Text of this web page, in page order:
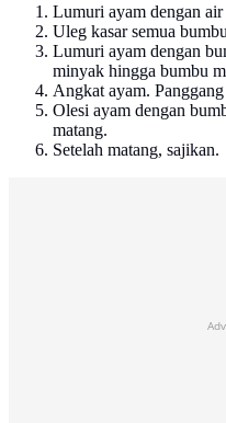
Lumuri ayam dengan
Uleg kasar semua
Lumuri ayam dengan
minyak hingga bumbu
Angkat ayam.
Olesi ayam dengan
matang.
Setelah matang, sajikan.